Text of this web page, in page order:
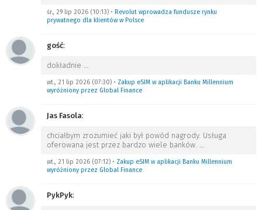
śr., 29 lip 2026 (10:13) • Revolut wprowadza fundusze rynku
prywatnego dla klientów w Polsce
gość:
dokładnie …
wt., 21 lip 2026 (07:30) • Zakup eSIM w aplikacji Banku Millennium
wyróżniony przez Global Finance
Jas Fasola:
chciałbym zrozumieć jaki był powód nagrody. Usługa
oferowana jest przez bardzo wiele banków. …
wt., 21 lip 2026 (07:12) • Zakup eSIM w aplikacji Banku Millennium
wyróżniony przez Global Finance
PykPyk: